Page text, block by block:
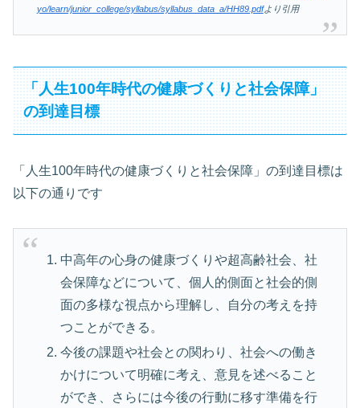
yo/learn/junior_college/syllabus/syllabus_data_a/HH89.pdfより引用
「人生100年時代の健康づくりと社会保障」
の到達目標
「人生100年時代の健康づくりと社会保障」の到達目標は
以下の通りです
中高年の心身の健康づくりや超高齢社会、社
会保障などについて、個人的側面と社会的側
面の多様な視点から理解し、自分の考えを持
つことができる。
今後の課題や社会との関わり、社会への働き
かけについて明確に考え、意見を述べること
ができ、さらには今後の行動に移す準備を行